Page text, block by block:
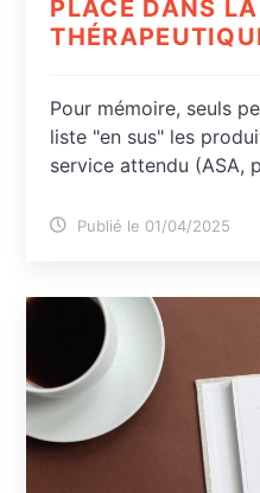
PLACE DANS
Pour mémoire, seuls
liste "en sus" les
service attendu (ASA,
Publié le 01/04/2025